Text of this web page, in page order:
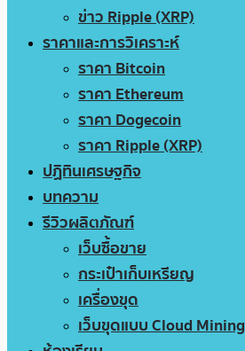
ข่าว Ripple (XRP)
ราคาและการวิเคราะห์
ราคา Bitcoin
ราคา Ethereum
ราคา Dogecoin
ราคา Ripple (XRP)
ปฏิทินเศรษฐกิจ
บทความ
รีวิวผลิตภัณฑ์
เว็บซื้อขาย
กระเป๋าเก็บเหรียญ
เครื่องขุด
เว็บขุดแบบ Cloud Mining